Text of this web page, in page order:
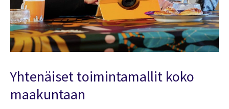
Yhtenäiset toimintamallit koko
maakuntaan